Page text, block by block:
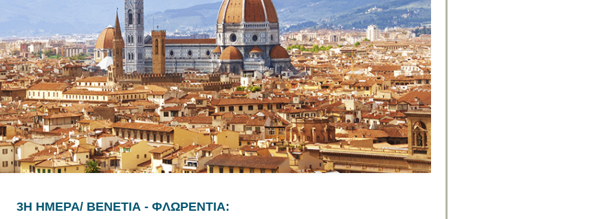
3Η ΗΜΕΡΑ/ ΒΕΝΕΤΙΑ - ΦΛΩΡΕΝΤΙΑ: